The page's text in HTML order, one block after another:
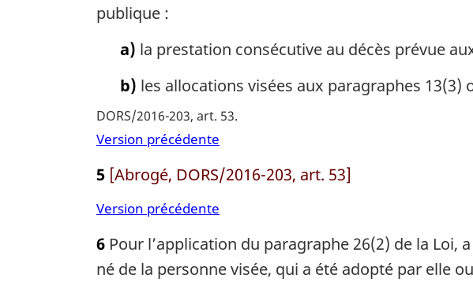
publique :
a) la prestation consécutive au décès prévue
b) les allocations visées aux paragraphes 13(3)
DORS/2016-203, art. 53
Version précédente
5 [Abrogé, DORS/2016-203, art. 53]
Version précédente
6 Pour l’application du paragraphe 26(2) de la Loi,
né de la personne visée, qui a été adopté par elle